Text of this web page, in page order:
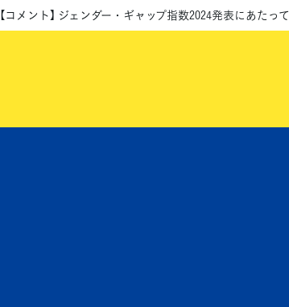
【コメント】 ジェンダー・ギャップ指数2024発表にあたって